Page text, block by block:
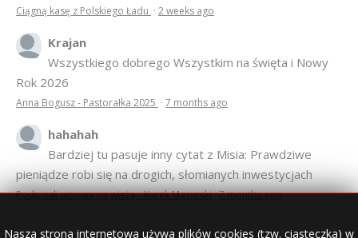
Ciągną kasę z Polskiego Ładu · 2 weeks ago
Krajan
Wszystkiego dobrego Wszystkim na święta i Nowy
Rok 2026
Anna Bogusz - Pastorałka 2025 · 7 months ago
hahahah
Bardziej tu pasuje inny cytat z Misia: Prawdziwe
pieniądze robi się na drogich, słomianych inwestycjach
Podpisali umowę na wieżę - Kurek Mazurski·7 months ago
Nasza strona internetowa używa plików cookies (tzw. ciasteczka) w